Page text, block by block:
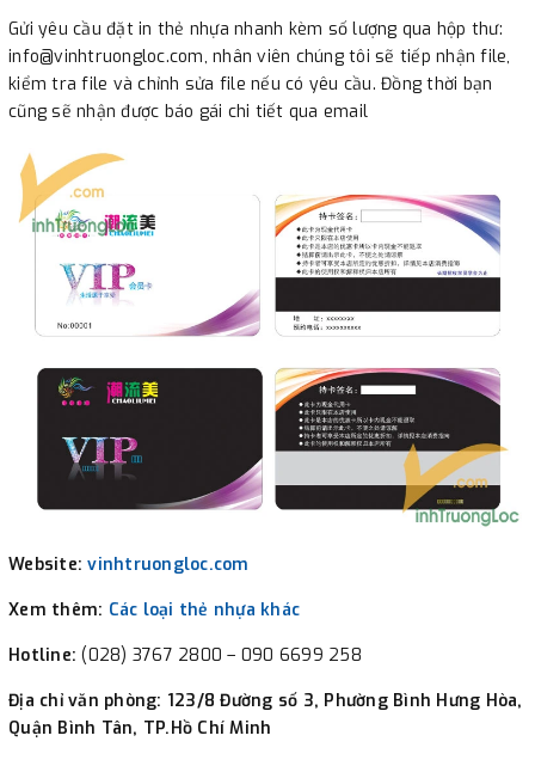
Gửi yêu cầu đặt in thẻ nhựa nhanh kèm số lượng qua hộp thư:
info@vinhtruongloc.com, nhân viên chúng tôi sẽ tiếp nhận file,
kiểm tra file và chỉnh sửa file nếu có yêu cầu. Đồng thời bạn
cũng sẽ nhận được báo gái chi tiết qua email
Website:vinhtruongloc.com
Xem thêm: Các loại thẻ nhựa khác
Hotline:(028) 3767 2800 – 090 6699 258
Địa chỉ văn phòng: 123/8 Đường số 3, Phường Bình Hưng Hòa,
Quận Bình Tân, TP.Hồ Chí Minh